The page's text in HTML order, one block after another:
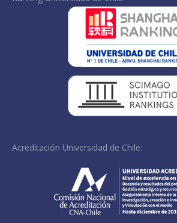
Acreditación Universidad de Chile: